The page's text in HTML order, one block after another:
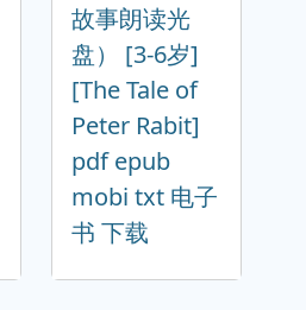
故事朗读光
盘） [3-6岁]
[The Tale of
Peter Rabit]
pdf epub
mobi txt 电子
书 下载